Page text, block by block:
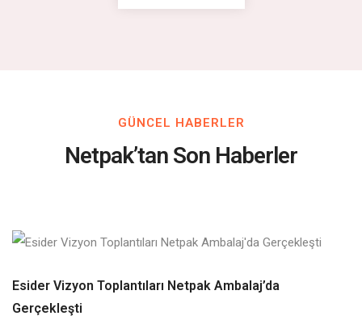
GÜNCEL HABERLER
Netpak’tan Son Haberler
Esider Vizyon Toplantıları Netpak Ambalaj’da
Gerçekleşti